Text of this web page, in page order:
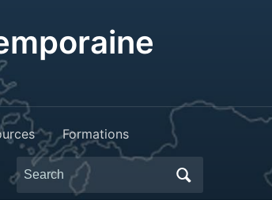
Formations
Search
for: